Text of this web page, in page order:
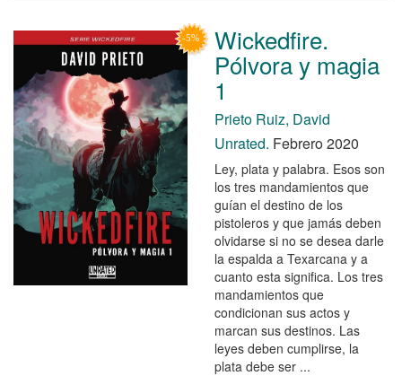
Wickedfire.
Pólvora y magia
1
Prieto Ruiz, David
Unrated. Febrero 2020
Ley, plata y palabra. Esos son
los tres mandamientos que
guían el destino de los
pistoleros y que jamás deben
olvidarse si no se desea darle
la espalda a Texarcana y a
cuanto esta significa. Los tres
mandamientos que
condicionan sus actos y
marcan sus destinos. Las
leyes deben cumplirse, la
plata debe ser ...